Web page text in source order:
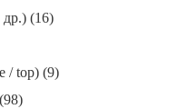
др.) (16)
/ top) (9)